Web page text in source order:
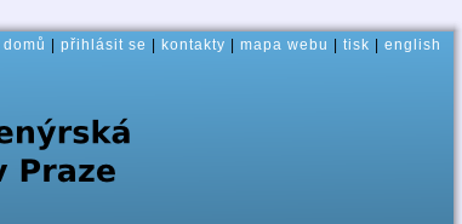
domů přihlásit se kontakty mapa webu tisk english